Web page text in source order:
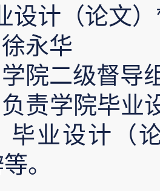
设计（论文
永华
院二级督导
责学院毕业
毕业设计（
。